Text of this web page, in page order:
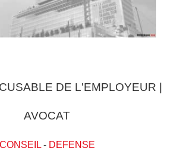
DE L'EMPLOYEUR |
AVOCAT
CONSEIL- DEFENSE